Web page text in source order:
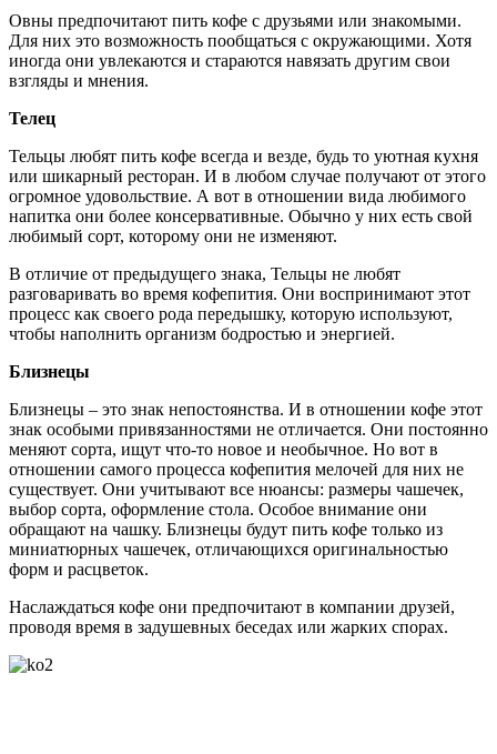
Овны предпочитают пить кофе с друзьями или знакомыми.
Для них это возможность пообщаться с окружающими. Хотя
иногда они увлекаются и стараются навязать другим свои
взгляды и мнения.
Телец
Тельцы любят пить кофе всегда и везде, будь то уютная кухня
или шикарный ресторан. И в любом случае получают от этого
огромное удовольствие. А вот в отношении вида любимого
напитка они более консервативные. Обычно у них есть свой
любимый сорт, которому они не изменяют.
В отличие от предыдущего знака, Тельцы не любят
разговаривать во время кофепития. Они воспринимают этот
процесс как своего рода передышку, которую используют,
чтобы наполнить организм бодростью и энергией.
Близнецы
Близнецы – это знак непостоянства. И в отношении кофе этот
знак особыми привязанностями не отличается. Они постоянно
меняют сорта, ищут что-то новое и необычное. Но вот в
отношении самого процесса кофепития мелочей для них не
существует. Они учитывают все нюансы: размеры чашечек,
выбор сорта, оформление стола. Особое внимание они
обращают на чашку. Близнецы будут пить кофе только из
миниатюрных чашечек, отличающихся оригинальностью
форм и расцветок.
Наслаждаться кофе они предпочитают в компании друзей,
проводя время в задушевных беседах или жарких спорах.